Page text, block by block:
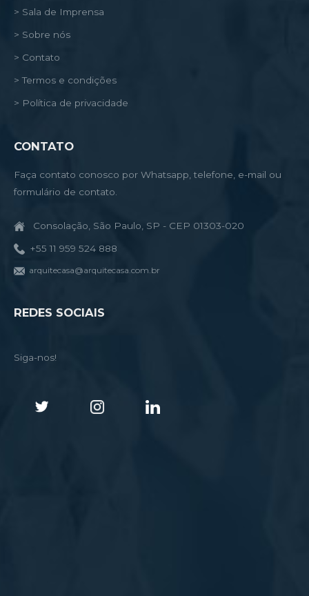
> Sala de Imprensa
> Sobre nós
> Contato
> Termos e condições
> Política de privacidade
CONTATO
Faça contato conosco por Whatsapp, telefone, e-mail ou
formulário de contato.
Consolação, São Paulo, SP - CEP 01303-020
+55 11 959 524 888
arquitecasa@arquitecasa.com.br
REDES SOCIAIS
Siga-nos!